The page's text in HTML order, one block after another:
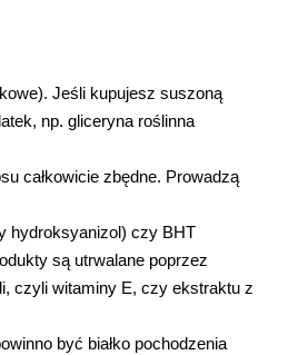
Jeśli kupujesz suszoną
np. gliceryna roślinna
całkowicie zbędne. Prowadzą
hydroksyanizol) czy BHT
są utrwalane poprzez
czyli witaminy E, czy ekstraktu z
być białko pochodzenia